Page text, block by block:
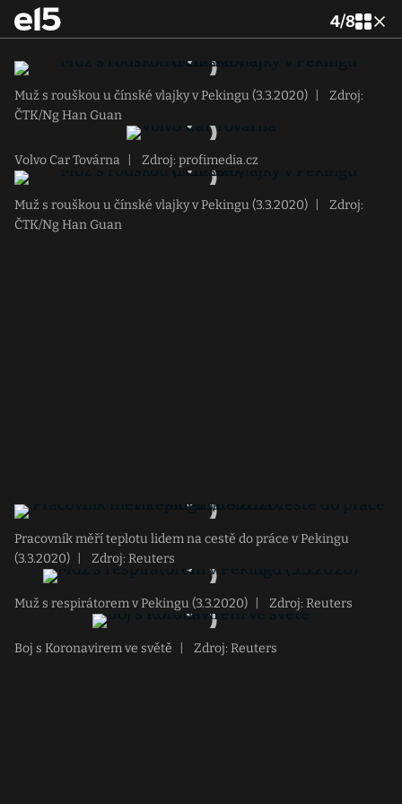
4/8
Muž s rouškou u čínské vlajky v Pekingu (3.3.2020)
Zdroj:
ČTK/Ng Han Guan
Volvo Car Továrna Zdroj: profimedia.cz
Muž s rouškou u čínské vlajky v Pekingu (3.3.2020)
Zdroj:
ČTK/Ng Han Guan
Pracovník měří teplotu lidem na cestě do práce v Pekingu
(3.3.2020)
Zdroj: Reuters
Muž s respirátorem v Pekingu (3.3.2020) Zdroj: Reuters
Boj s Koronavirem ve světě Zdroj: Reuters